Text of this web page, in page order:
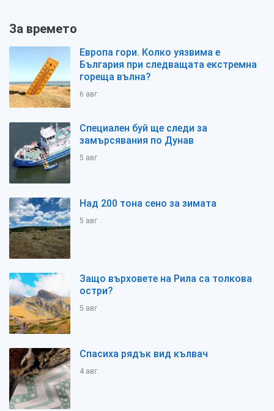
За времето
Европа гори. Колко уязвима е
България при следващата екстремна
гореща вълна?
6 авг
Специален буй ще следи за
замърсявания по Дунав
5 авг
Над 200 тона сено за зимата
5 авг
Защо върховете на Рила са толкова
остри?
5 авг
Спасиха рядък вид кълвач
4 авг